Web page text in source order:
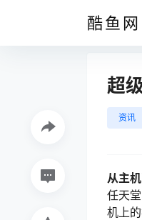
酷鱼网
超
资讯
从主
任天
机上